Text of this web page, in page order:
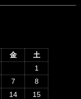
金
土
1
7
8
14
15